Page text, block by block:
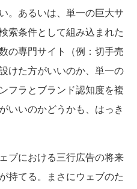
。あるいは、単一の巨大サ
索条件として組み込まれた
の専門サイト（例：切手売
けた方がいいのか、単一の
フラとブランド認知度を複
いいのかどうかも、はっき
ブにおける三行広告の将来
持てる。まさにウェブのた